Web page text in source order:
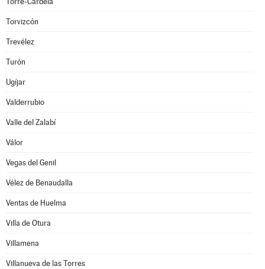
Torvizcón
Trevélez
Turón
Ugíjar
Valderrubio
Valle del Zalabí
Válor
Vegas del Genil
Vélez de Benaudalla
Ventas de Huelma
Villa de Otura
Villamena
Villanueva de las Torres